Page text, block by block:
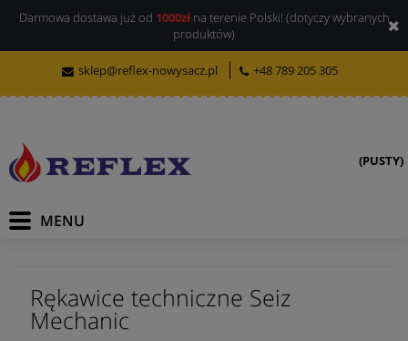
Darmowa dostawa już od 1000złna terenie Polski! (dotyczy wybranych
produktów)
sklep@reflex-nowysacz.pl +48 789 205 305
(PUSTY)
Rękawice techniczne Seiz
Mechanic